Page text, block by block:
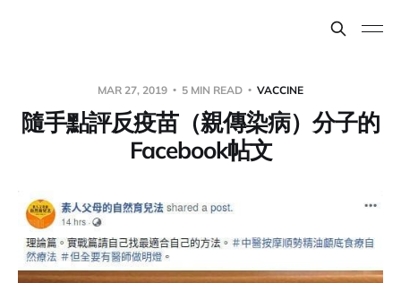
MAR 27, 2019 5 MIN READ VACCINE
隨手點評反疫苗（親傳染病）分子的
Facebook帖文